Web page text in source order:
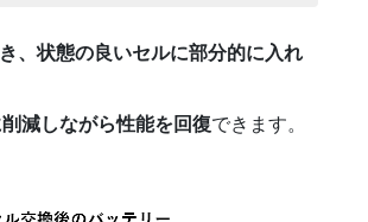
、状態の良いセルに部分的に入れ
減しながら性能を回復できます。